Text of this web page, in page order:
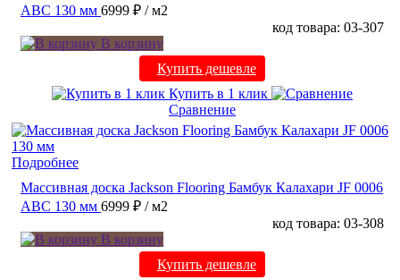
ABC 130 мм 6999 ₽ / м2
код товара: 03-307
В корзину
Купить дешевле
Купить в 1 клик
Сравнение
Подробнее
Массивная доска Jackson Flooring Бамбук Калахари JF 0006
ABC 130 мм 6999 ₽ / м2
код товара: 03-308
В корзину
Купить дешевле